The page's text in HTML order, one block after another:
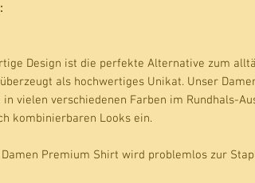
Design ist die perfekte Alternative zum
als hochwertiges Unikat. Unser
in vielen verschiedenen Farben im Rundhals-
kombinierbaren Looks ein.
Damen Premium Shirt wird problemlos zur